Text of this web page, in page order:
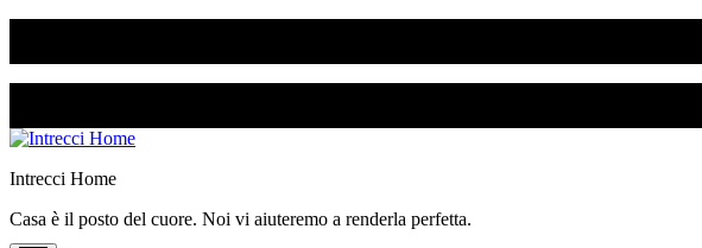
Intrecci Home
Casa è il posto del cuore. Noi vi aiuteremo a renderla perfetta.